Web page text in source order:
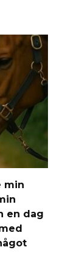
min
en dag